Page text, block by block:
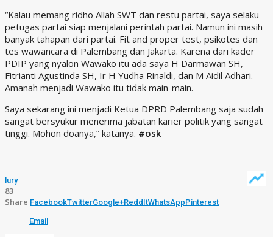
“Kalau memang ridho Allah SWT dan restu partai, saya selaku
petugas partai siap menjalani perintah partai. Namun ini masih
banyak tahapan dari partai. Fit and proper test, psikotes dan
tes wawancara di Palembang dan Jakarta. Karena dari kader
PDIP yang nyalon Wawako itu ada saya H Darmawan SH,
Fitrianti Agustinda SH, Ir H Yudha Rinaldi, dan M Aidil Adhari.
Amanah menjadi Wawako itu tidak main-main.
Saya sekarang ini menjadi Ketua DPRD Palembang saja sudah
sangat bersyukur menerima jabatan karier politik yang sangat
tinggi. Mohon doanya,” katanya. #osk
lury
83
Share FacebookTwitterGoogle+ReddItWhatsAppPinterest
Email